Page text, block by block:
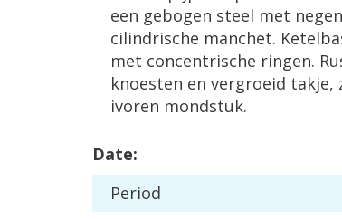
een gebogen steel met
cilindrische manchet.
met concentrische ringen.
knoesten en vergroeid takje,
ivoren mondstuk.
Date:
Period